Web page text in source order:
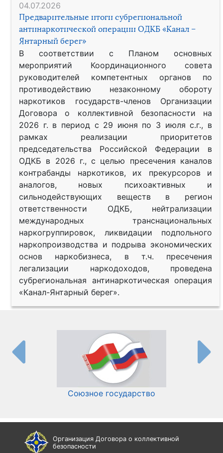
04.07.2026
Предварительные итоги субрегиональной
антинаркотической операции ОДКБ «Канал –
Янтарный берег»
В соответствии с Планом основных
мероприятий Координационного совета
руководителей компетентных органов по
противодействию незаконному обороту
наркотиков государств-членов Организации
Договора о коллективной безопасности на
2026 г. в период с 29 июня по 3 июля с.г., в
рамках реализации приоритетов
председательства Российской Федерации в
ОДКБ в 2026 г., с целью пресечения каналов
контрабанды наркотиков, их прекурсоров и
аналогов, новых психоактивных и
сильнодействующих веществ в регион
ответственности ОДКБ, нейтрализации
международных транснациональных
наркогруппировок, ликвидации подпольного
наркопроизводства и подрыва экономических
основ наркобизнеса, в т.ч. пресечения
легализации наркодоходов, проведена
субрегиональная антинаркотическая операция
«Канал-Янтарный берег».
Союзное государство
Организация Договора о коллективной
безопасности